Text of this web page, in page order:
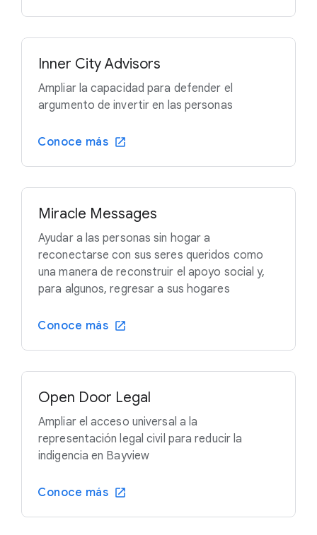
Inner City Advisors
Ampliar la capacidad para defender el
argumento de invertir en las personas
Conoce más
Miracle Messages
Ayudar a las personas sin hogar a
reconectarse con sus seres queridos como
una manera de reconstruir el apoyo social y,
para algunos, regresar a sus hogares
Conoce más
Open Door Legal
Ampliar el acceso universal a la
representación legal civil para reducir la
indigencia en Bayview
Conoce más